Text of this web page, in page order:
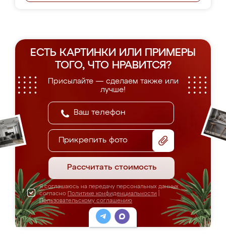
ЕСТЬ КАРТИНКИ ИЛИ ПРИМЕРЫ
ТОГО, ЧТО НРАВИТСЯ?
Присылайте — сделаем также или
лучше!
Прикрепить фото
Рассчитать стоимость
Я соглашаюсь на передачу персональных данных
согласно Политике конфиденциальности
Пользовательскому соглашению